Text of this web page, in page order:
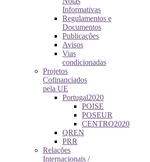
Informativas
Regulamentos e
Documentos
Publicações
Avisos
Vias
condicionadas
Projetos
Cofinanciados
pela UE
Portugal2020
POISE
POSEUR
CENTRO2020
QREN
PRR
Relações
Internacionais /